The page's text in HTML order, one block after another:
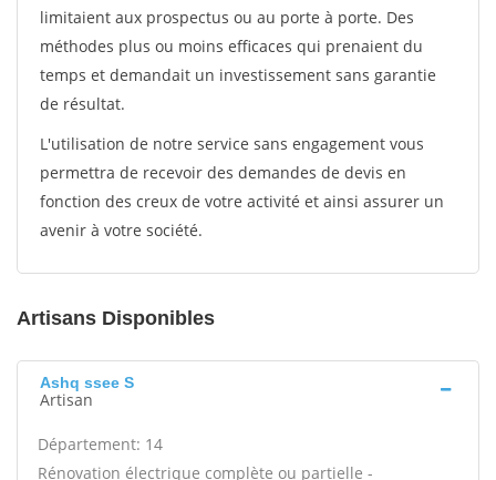
limitaient aux prospectus ou au porte à porte. Des
méthodes plus ou moins efficaces qui prenaient du
temps et demandait un investissement sans garantie
de résultat.
L'utilisation de notre service sans engagement vous
permettra de recevoir des demandes de devis en
fonction des creux de votre activité et ainsi assurer un
avenir à votre société.
Artisans Disponibles
Ashq ssee S
Artisan
Département: 14
Rénovation électrique complète ou partielle -